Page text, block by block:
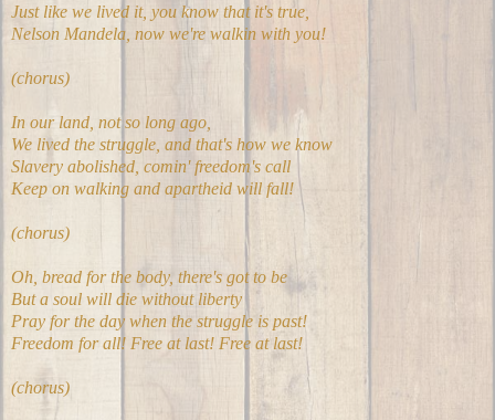
Just like we lived it, you know that it's true,
Nelson Mandela, now we're walkin with you!
(chorus)
In our land, not so long ago,
We lived the struggle, and that's how we know
Slavery abolished, comin' freedom's call
Keep on walking and apartheid will fall!
(chorus)
Oh, bread for the body, there's got to be
But a soul will die without liberty
Pray for the day when the struggle is past!
Freedom for all! Free at last! Free at last!
(chorus)